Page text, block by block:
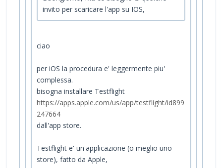
invito per scaricare l'app su IOS,
ciao
per iOS la procedura e' leggermente piu'
complessa.
bisogna installare Testflight
https://apps.apple.com/us/app/testflight/id899
247664
dall'app store.
Testflight e' un'applicazione (o meglio uno
store), fatto da Apple,